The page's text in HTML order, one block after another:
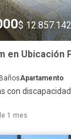
$
BañosApartamento
con discapacidad
1 mes